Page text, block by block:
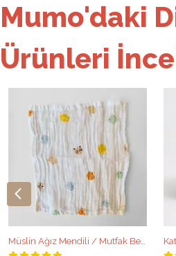
Mumo'daki
Ürünleri
Müslin Ağız Mendili / Mutfak Bezi